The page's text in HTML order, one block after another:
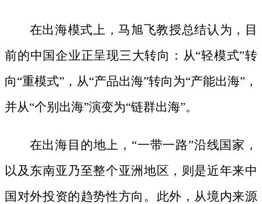
在出海模式上，马旭飞教授总结认为，目
前的中国企业正呈现三大转向：从“轻模式”转
向“重模式”，从“产品出海”转向为“产能出海”，
并从“个别出海”演变为“链群出海”。
在出海目的地上， “一带一路”沿线国家，
以及东南亚乃至整个亚洲地区，则是近年来中
国对外投资的趋势性方向。此外，从境内来源